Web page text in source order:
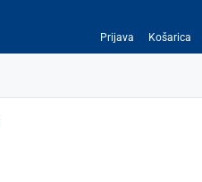
Prijava Košarica